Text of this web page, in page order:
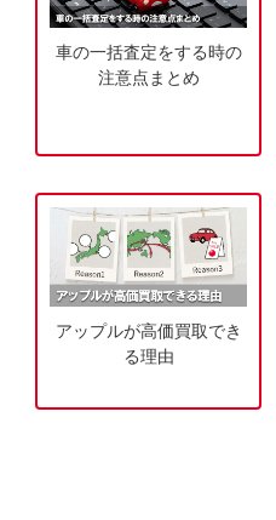
込
み
車の一括査定をする時の
注意点まとめ
アップルが高価買取でき
る理由